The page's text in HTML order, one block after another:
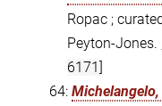
Ropac ;
Peyton-Jones.
6171]
64: